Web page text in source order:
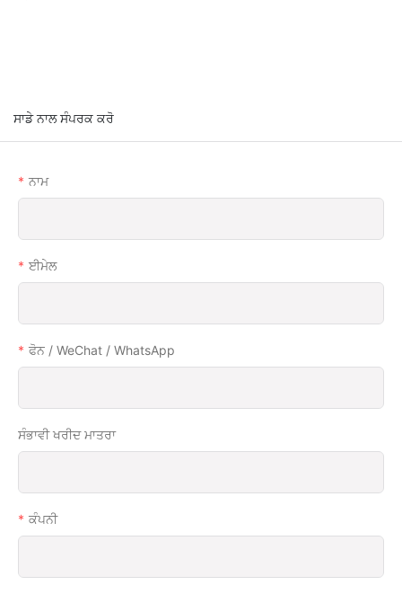
ਸਾਡੇ ਨਾਲ ਸੰਪਰਕ ਕਰੋ
ਨਾਮ
ਈਮੇਲ
ਫੋਨ / WeChat / WhatsApp
ਸੰਭਾਵੀ ਖਰੀਦ ਮਾਤਰਾ
ਕੰਪਨੀ